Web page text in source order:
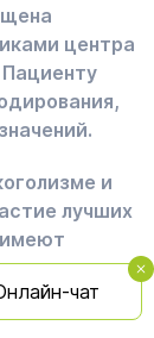
чат
центра
и
лучших
год